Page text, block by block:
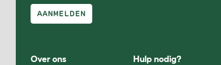
AANMELDEN
Over ons Hulp nodig?